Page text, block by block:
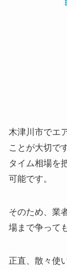
木津川市でエ
ことが大切で
タイム相場を
可能です。
そのため、業
場まで争って
正直、散々使